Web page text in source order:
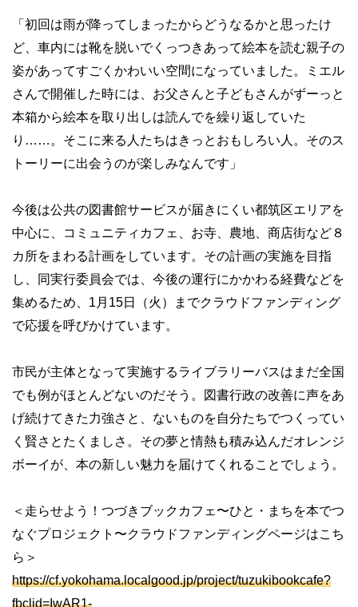
「初回は雨が降ってしまったからどうなるかと思ったけ
ど、車内には靴を脱いでくっつきあって絵本を読む親子の
姿があってすごくかわいい空間になっていました。ミエル
さんで開催した時には、お父さんと子どもさんがずーっと
本箱から絵本を取り出しは読んでを繰り返していた
り……。そこに来る人たちはきっとおもしろい人。そのス
トーリーに出会うのが楽しみなんです」
今後は公共の図書館サービスが届きにくい都筑区エリアを
中心に、コミュニティカフェ、お寺、農地、商店街など８
カ所をまわる計画をしています。その計画の実施を目指
し、同実行委員会では、今後の運行にかかわる経費などを
集めるため、1月15日（火）までクラウドファンディング
で応援を呼びかけています。
市民が主体となって実施するライブラリーバスはまだ全国
でも例がほとんどないのだそう。図書行政の改善に声をあ
げ続けてきた力強さと、ないものを自分たちでつくってい
く賢さとたくましさ。その夢と情熱も積み込んだオレンジ
ボーイが、本の新しい魅力を届けてくれることでしょう。
＜走らせよう！つづきブックカフェ〜ひと・まちを本でつ
なぐプロジェクト〜クラウドファンディングページはこち
ら＞
https://cf.yokohama.localgood.jp/project/tuzukibookcafe?
fbclid=IwAR1-